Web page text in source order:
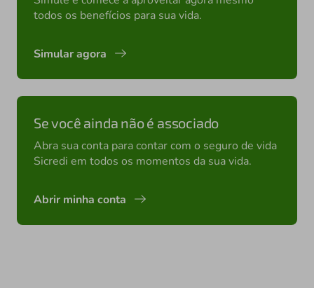
todos os benefícios para sua vida.
Simular agora
Se você ainda não é associado
Abra sua conta para contar com o seguro de vida
Sicredi em todos os momentos da sua vida.
Abrir minha conta